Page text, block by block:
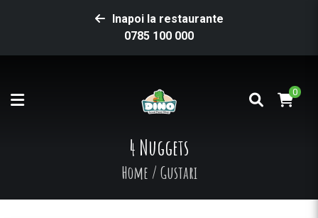
Inapoi la restaurante
0785 100 000
0
4 Nuggets
Home / Gustari